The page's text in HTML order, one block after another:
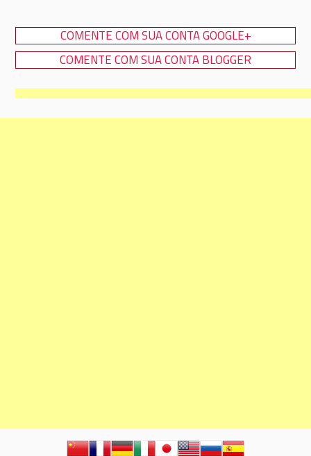
COMENTE COM SUA CONTA GOOGLE+
COMENTE COM SUA CONTA BLOGGER